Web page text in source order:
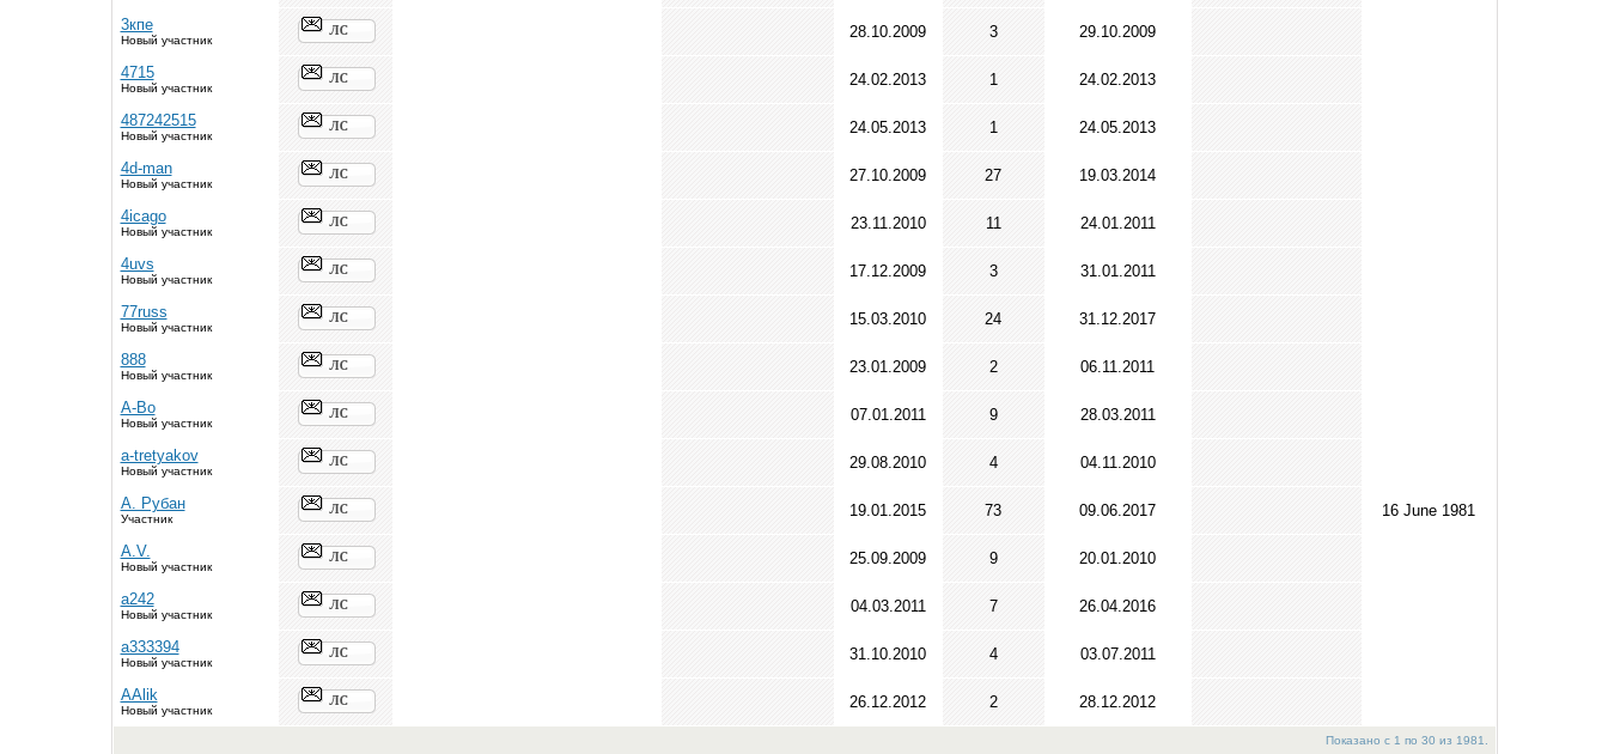
3кпе
Новый участник 28.10.2009 3 29.10.2009
4715
Новый участник 24.02.2013 1 24.02.2013
487242515
Новый участник 24.05.2013 1 24.05.2013
4d-man
Новый участник 27.10.2009 27 19.03.2014
4icago
Новый участник 23.11.2010 11 24.01.2011
4uvs
Новый участник 17.12.2009 3 31.01.2011
77russ
Новый участник 15.03.2010 24 31.12.2017
888
Новый участник 23.01.2009 2 06.11.2011
A-Bo
Новый участник 07.01.2011 9 28.03.2011
a-tretyakov
Новый участник 29.08.2010 4 04.11.2010
A. Рубан
Участник 19.01.2015 73 09.06.2017 16 June 1981
A.V.
Новый участник 25.09.2009 9 20.01.2010
a242
Новый участник 04.03.2011 7 26.04.2016
a333394
Новый участник 31.10.2010 4 03.07.2011
AAlik
Новый участник 26.12.2012 2 28.12.2012
Показано с 1 по 30 из 1981.